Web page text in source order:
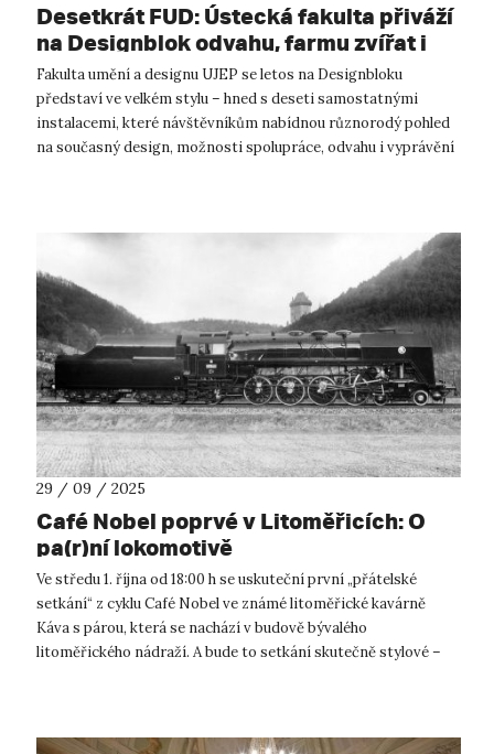
Desetkrát FUD: Ústecká fakulta přiváží
na Designblok odvahu, farmu zvířat i
zavlažovací systém inspirovaný
žížalami
Fakulta umění a designu UJEP se letos na Designbloku
představí ve velkém stylu – hned s deseti samostatnými
instalacemi, které návštěvníkům nabídnou různorodý pohled
na současný design, možnosti spolupráce, odvahu i vyprávění
29 / 09 / 2025
Café Nobel poprvé v Litoměřicích: O
pa(r)ní lokomotivě
Ve středu 1. října od 18:00 h se uskuteční první „přátelské
setkání“ z cyklu Café Nobel ve známé litoměřické kavárně
Káva s párou, která se nachází v budově bývalého
litoměřického nádraží. A bude to setkání skutečně stylové –